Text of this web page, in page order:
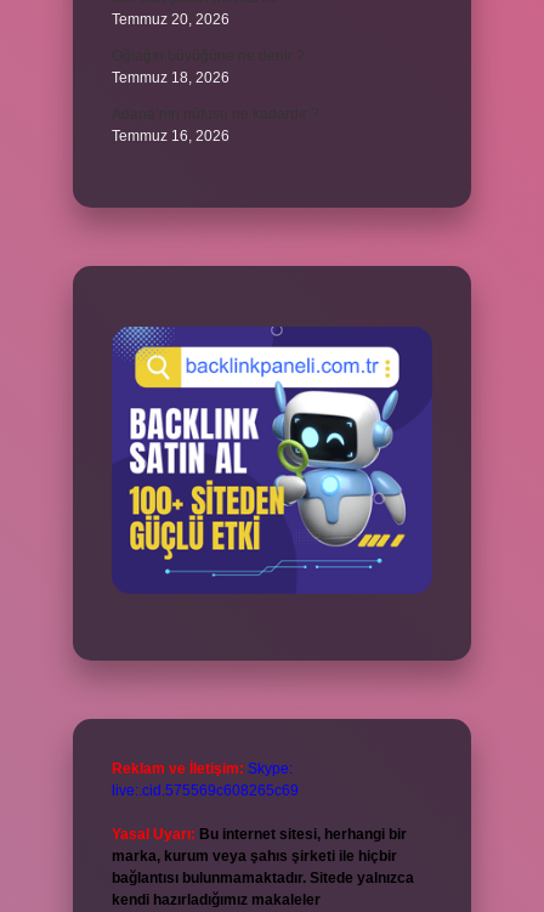
Temmuz 20, 2026
Temmuz 18, 2026
Temmuz 16, 2026
Reklam ve İletişim: Skype:
live:.cid.575569c608265c69
Yasal Uyarı: Bu internet sitesi, herhangi bir
marka, kurum veya şahıs şirketi ile hiçbir
bağlantısı bulunmamaktadır. Sitede yalnızca
kendi hazırladığımız makaleler